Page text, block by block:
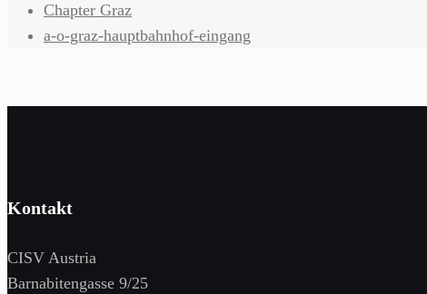
Chapter Graz
a-o-graz-hauptbahnhof-eingang
Kontakt
CISV Austria
Barnabitengasse 9/25